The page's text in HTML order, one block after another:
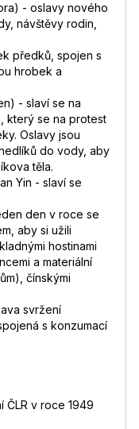
- oslavy nového
návštěvy rodin,
předků, spojen s
hrobek a
- slaví se na
který se na protest
Oslavy jsou
do vody, aby
těla.
Yin - slaví se
den v roce se
aby si užili
hostinami
a materiální
čínskými
svržení
s konzumací
ČLR v roce 1949